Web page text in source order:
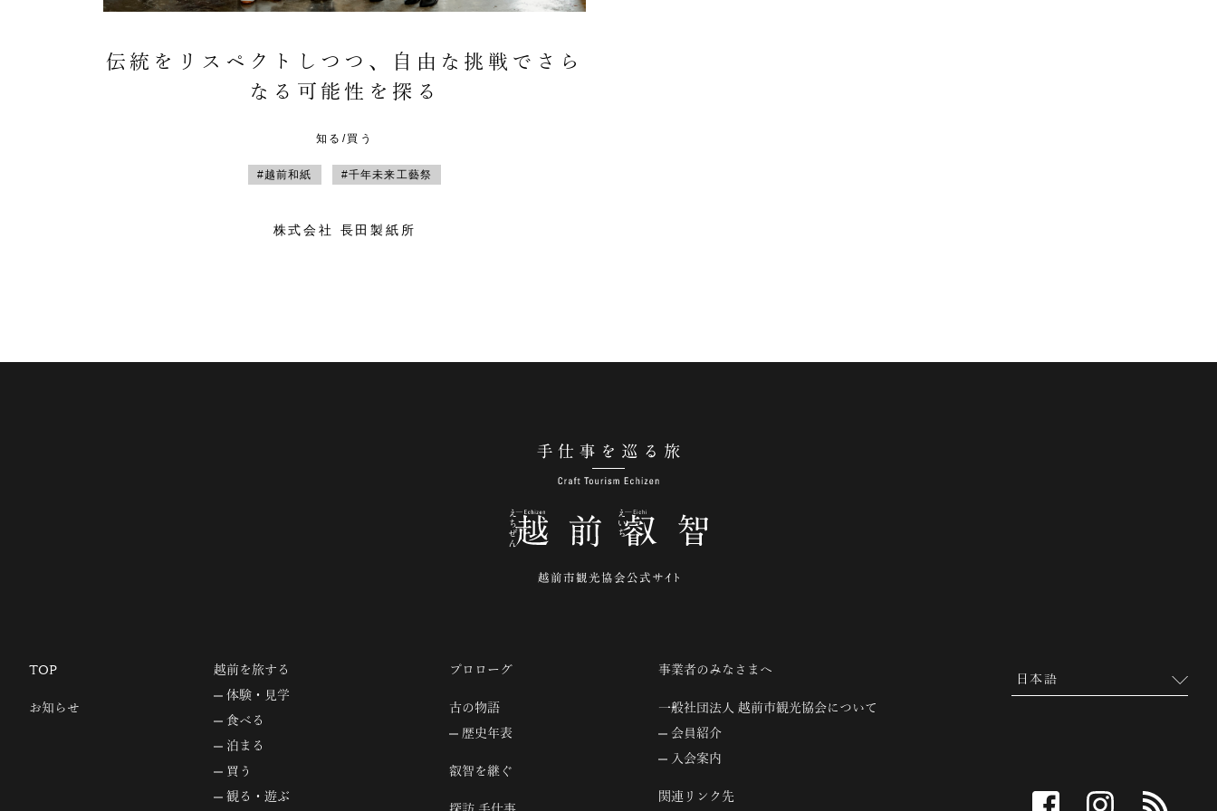
伝統をリスペクトしつつ、自由な挑戦でさら
なる可能性を探る
知る/買う
#越前和紙 #千年未来工藝祭
株式会社 長田製紙所
TOP
お知らせ
越前を旅する
体験・見学
食べる
泊まる
買う
観る・遊ぶ
プロローグ
古の物語
歴史年表
叡智を継ぐ
事業者のみなさまへ
一般社団法人 越前市観光協会について
会員紹介
入会案内
関連リンク先 facebook instagram